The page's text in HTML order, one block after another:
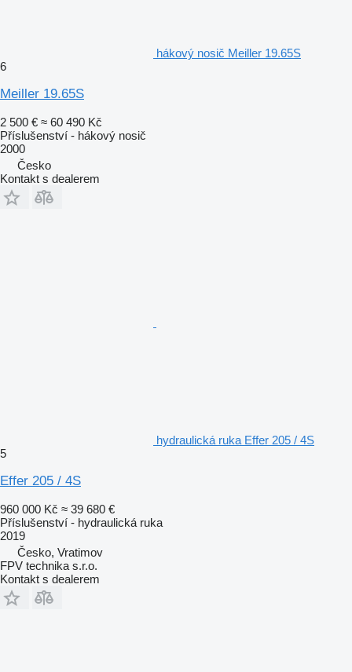
hákový nosič Meiller 19.65S
6
Meiller 19.65S
2 500 € ≈ 60 490 Kč
Příslušenství - hákový nosič
2000
Česko
Kontakt s dealerem
hydraulická ruka Effer 205 / 4S
5
Effer 205 / 4S
960 000 Kč ≈ 39 680 €
Příslušenství - hydraulická ruka
2019
Česko, Vratimov
FPV technika s.r.o.
Kontakt s dealerem